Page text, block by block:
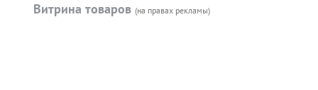
Витрина товаров (на правах рекламы)